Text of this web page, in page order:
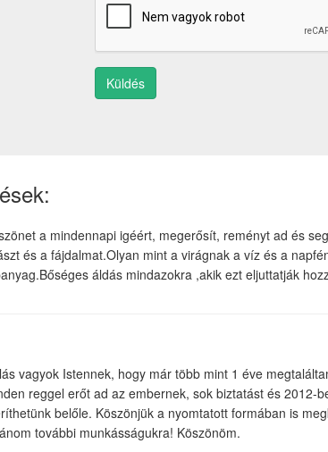
Küldés
a mindennapi igéért, megerősít, reményt ad és
és a fájdalmat.Olyan mint a virágnak a víz és a
áldás mindazokra ,akik ezt eljuttatják
vagyok Istennek, hogy már több mint 1 éve
reggel erőt ad az embernek, sok biztatást és 2012-
belőle. Köszönjük a nyomtatott formában is
további munkásságukra! Köszönöm.